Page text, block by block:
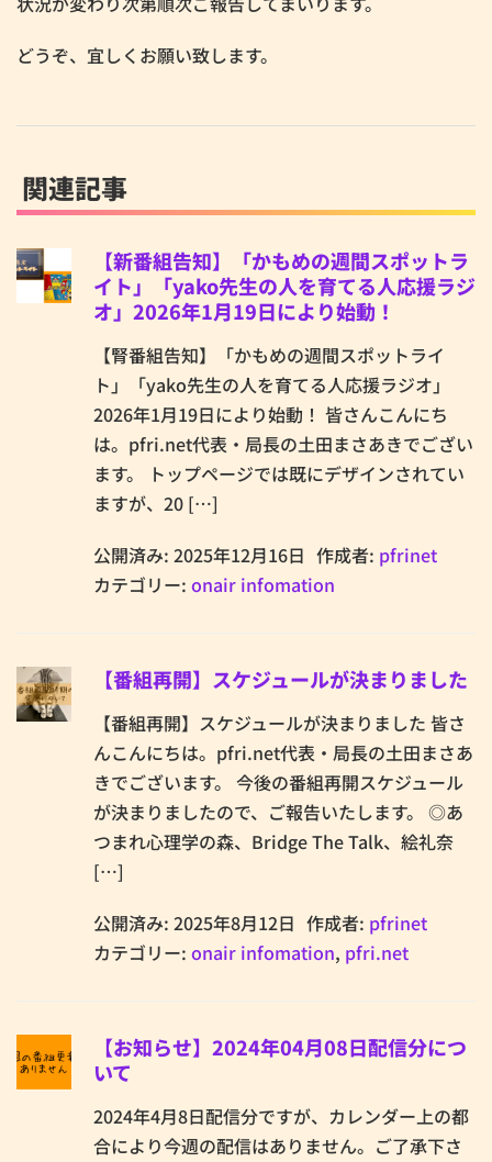
どうぞ、宜しくお願い致します。
関連記事
【新番組告知】「かもめの週間スポットラ
イト」「yako先生の人を育てる人応援ラジ
オ」2026年1月19日により始動！
【腎番組告知】「かもめの週間スポットライ
ト」「yako先生の人を育てる人応援ラジオ」
2026年1月19日により始動！ 皆さんこんにち
は。pfri.net代表・局長の土田まさあきでござい
ます。 トップページでは既にデザインされてい
ますが、20 […]
公開済み: 2025年12月16日 作成者: pfrinet
カテゴリー: onair infomation
【番組再開】スケジュールが決まりました
【番組再開】スケジュールが決まりました 皆さ
んこんにちは。pfri.net代表・局長の土田まさあ
きでございます。 今後の番組再開スケジュール
が決まりましたので、ご報告いたします。 ◎あ
つまれ心理学の森、Bridge The Talk、絵礼奈
[…]
公開済み: 2025年8月12日 作成者: pfrinet
カテゴリー: onair infomation, pfri.net
【お知らせ】2024年04月08日配信分につ
いて
2024年4月8日配信分ですが、カレンダー上の都
合により今週の配信はありません。ご了承下さ